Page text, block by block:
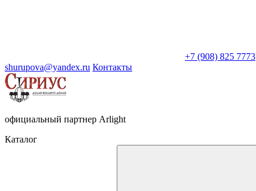
+7 (908) 825 7773
shurupova@yandex.ru Контакты
официальный партнер Arlight
Каталог